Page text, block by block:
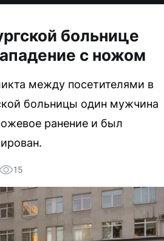
больнице
с ножом
между посетителями в
больницы один мужчина
ранение и был
15